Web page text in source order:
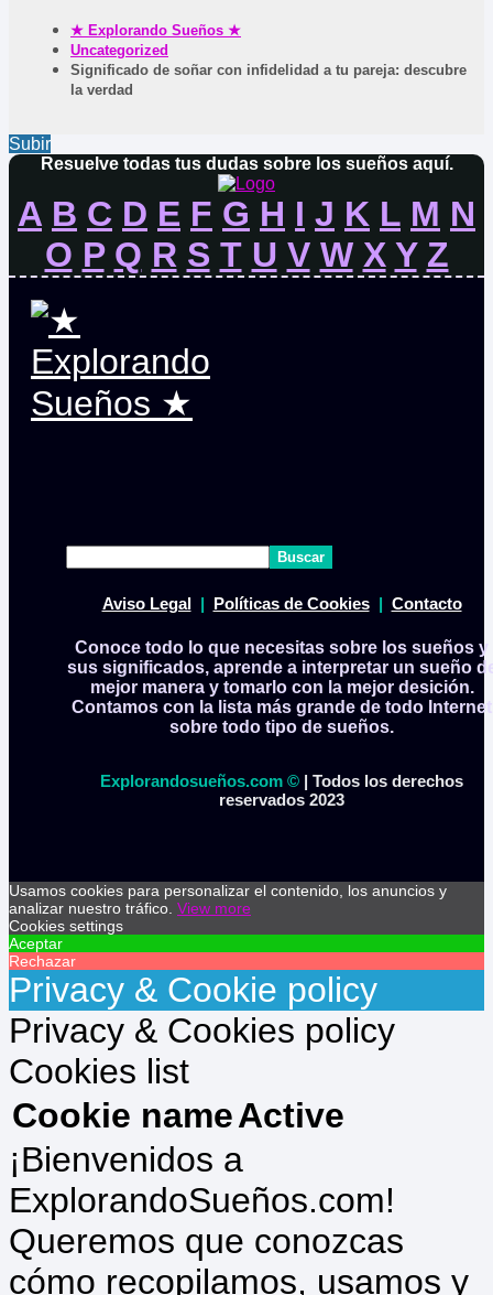
★ Explorando Sueños ★
Uncategorized
Significado de soñar con infidelidad a tu pareja: descubre
la verdad
Subir
Resuelve todas tus dudas sobre los sueños aquí.
A B C D E F G H I J K L M N
O P Q R S T U V W X Y Z
Buscar
Aviso Legal| Políticas de Cookies| Contacto
Conoce todo lo que necesitas sobre los sueños y
sus significados, aprende a interpretar un sueño
mejor manera y tomarlo con la mejor desición.
Contamos con la lista más grande de todo Internet
sobre todo tipo de sueños.
Explorandosueños.com © | Todos los derechos
reservados 2023
Usamos cookies para personalizar el contenido, los anuncios y
analizar nuestro tráfico. View more
Cookies settings
Aceptar
Rechazar
Privacy & Cookie policy
Privacy & Cookies policy
Cookies list
Cookie nameActive
¡Bienvenidos a
ExplorandoSueños.com!
Queremos que conozcas
cómo recopilamos, usamos y